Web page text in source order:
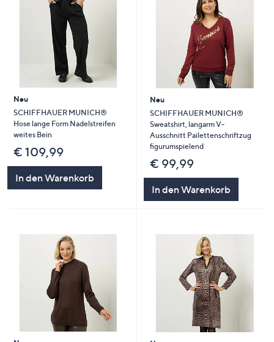
Neu
SCHIFFHAUER MUNICH®
Hose lange Form Nadelstreifen
weites Bein
€ 109,99
In den Warenkorb
Neu
SCHIFFHAUER MUNICH®
Sweatshirt, langarm V-
Ausschnitt Pailettenschriftzug
figurumspielend
€ 99,99
In den Warenkorb